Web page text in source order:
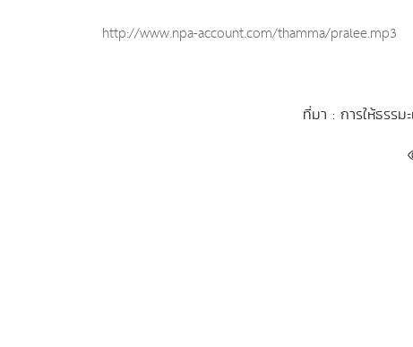
http://www.npa-account.com/thamma/pralee.mp3
ที่มา : การให้ธรรม